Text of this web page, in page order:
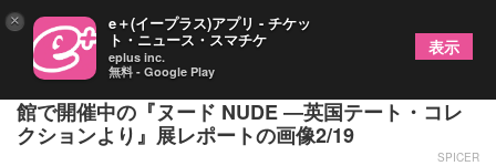
官能のロダン大理石彫刻が日本初公開！ 横浜美術
館で開催中の『ヌード NUDE ―英国テート・コレ
クションより』展レポートの画像2/19
SPICER
× e＋(イープラス)アプリ - チケッ
ト・ニュース・スマチケ
eplus inc.
無料 - Google Play
表示